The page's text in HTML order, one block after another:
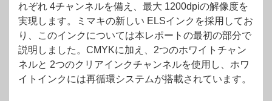
れぞれ 4チャンネルを備え、最大 1200dpiの解像度を
実現します。ミマキの新しい ELSインクを採用してお
り、このインクについては本レポートの最初の部分で
説明しました。CMYKに加え、2つのホワイトチャン
ネルと 2つのクリアインクチャンネルを使用し、ホワ
イトインクには再循環システムが搭載されています。